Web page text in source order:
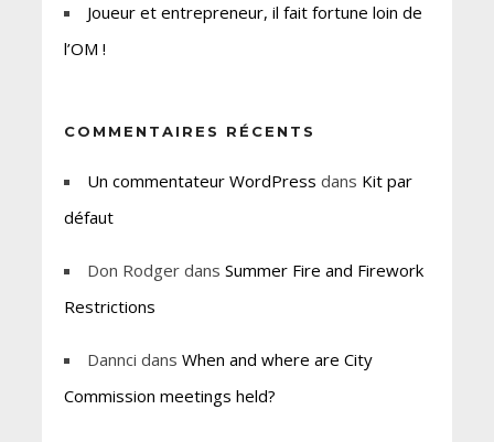
Joueur et entrepreneur, il fait fortune loin de
l’OM !
COMMENTAIRES RÉCENTS
Un commentateur WordPress dans Kit par
défaut
Don Rodgerdans Summer Fire and Firework
Restrictions
Dannci dans When and where are City
Commission meetings held?